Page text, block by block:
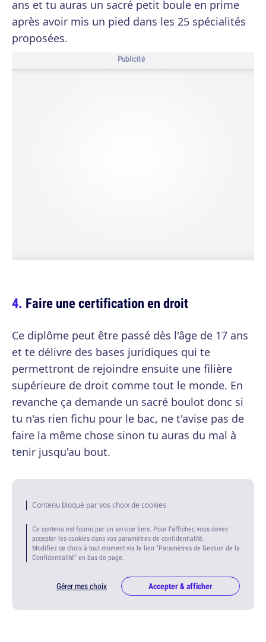
ans et tu auras un sacré petit boule en prime
après avoir mis un pied dans les 25 spécialités
proposées.
Publicité
Faire une certification en droit
Ce diplôme peut être passé dès l'âge de 17 ans
et te délivre des bases juridiques qui te
permettront de rejoindre ensuite une filière
supérieure de droit comme tout le monde. En
revanche ça demande un sacré boulot donc si
tu n'as rien fichu pour le bac, ne t'avise pas de
faire la même chose sinon tu auras du mal à
tenir jusqu'au bout.
Contenu bloqué par vos choix de cookies
Ce contenu est fourni par un service tiers. Pour l'afficher, vous devez
accepter les cookies dans vos paramètres de confidentialité.
Modifiez ce choix à tout moment via le lien "Paramètres de Gestion de la
Confidentialité" en bas de page.
Gérer mes choix Accepter & afficher